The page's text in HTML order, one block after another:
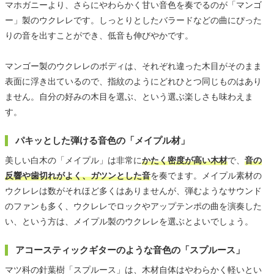
マホガニーより、さらにやわらかく甘い音色を奏でるのが「マンゴ
ー」製のウクレレです。
しっとりとしたバラードなどの曲にぴった
りの音を出すことができ、低音も伸びやかです。
マンゴー製のウクレレのボディは、それぞれ違った木目がそのまま
表面に浮き出ているので、指紋のようにどれひとつ同じものはあり
ません。自分の好みの木目を選ぶ、という選ぶ楽しさも味わえま
す。
パキッとした弾ける音色の「メイプル材」
美しい白木の「メイプル」は非常にかたく密度が高い木材で、 音の
反響や歯切れがよく、ガツンとした音を奏でます。メイプル素材の
ウクレレは数がそれほど多くはありませんが、弾むようなサウンド
のファンも多く、ウクレレでロックやアップテンポの曲を演奏した
い、という方は、メイプル製のウクレレを選ぶとよいでしょう。
アコースティックギターのような音色の「スプルース」
マツ科の針葉樹「スプルース」は、木材自体はやわらかく軽いとい